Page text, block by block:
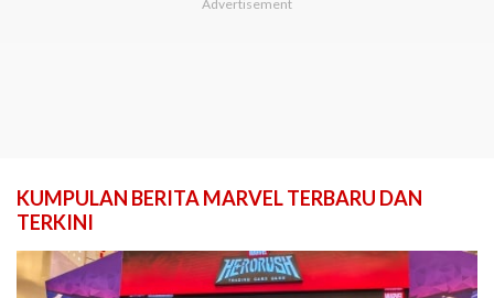
KUMPULAN BERITA MARVEL TERBARU DAN
TERKINI